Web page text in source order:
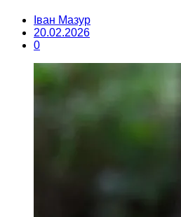
Іван Мазур
20.02.2026
0